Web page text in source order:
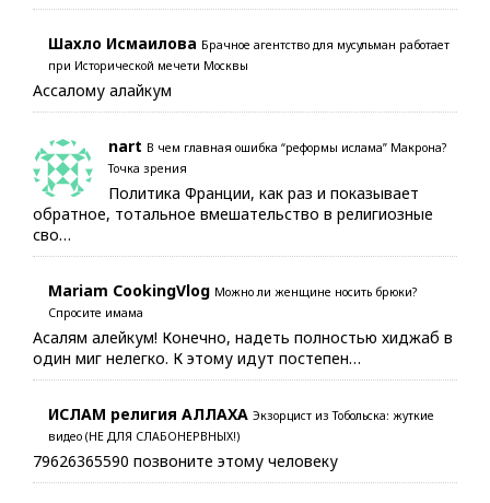
Шахло Исмаилова Брачное агентство для мусульман работает
при Исторической мечети Москвы
Ассалому алайкум
nart В чем главная ошибка “реформы ислама” Макрона?
Точка зрения
Политика Франции, как раз и показывает
обратное, тотальное вмешательство в религиозные
сво…
Mariam CookingVlog Можно ли женщине носить брюки?
Спросите имама
Асалям алейкум! Конечно, надеть полностью хиджаб в
один миг нелегко. К этому идут постепен…
ИСЛАМ религия АЛЛАХА Экзорцист из Тобольска: жуткие
видео (НЕ ДЛЯ СЛАБОНЕРВНЫХ!)
79626365590 позвоните этому человеку